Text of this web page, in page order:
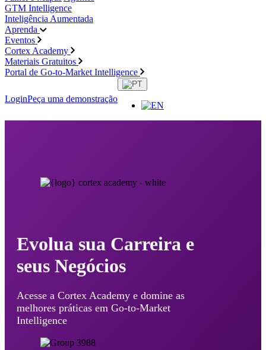
GTM Intelligence
Inteligência Aumentada
Aprenda
Eventos
Cortex Academy
Materiais Gratuitos
Portal de Go-to-Market Intelligence
LoginPeça uma demonstração
Evolua sua Carreira e
seus Negócios
Acesse a Cortex Academy e domine as
melhores práticas em Go-to-Market
Intelligence